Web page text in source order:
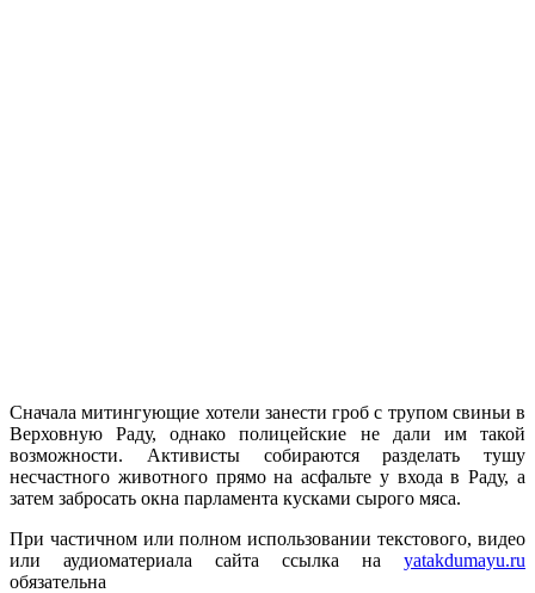
Сначала митингующие хотели занести гроб с трупом свиньи в
Верховную Раду, однако полицейские не дали им такой
возможности. Активисты собираются разделать тушу
несчастного животного прямо на асфальте у входа в Раду, а
затем забросать окна парламента кусками сырого мяса.
При частичном или полном использовании текстового, видео
или аудиоматериала сайта ссылка на yatakdumayu.ru
обязательна